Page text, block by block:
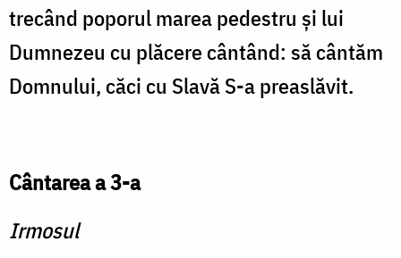
trecând poporul marea pedestru şi lui
Dumnezeu cu plăcere cântând: să cântăm
Domnului, căci cu Slavă S-a preaslăvit.
Cântarea a 3-a
Irmosul